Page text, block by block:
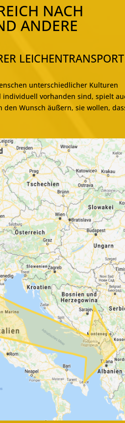
NACH
ANDERE
LEICHENTRANSPORT
unterschiedlicher Kulturen
vorhanden sind, spielt
den Wunsch äußern, sie wollen,